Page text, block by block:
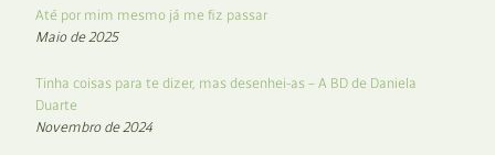
Até por mim mesmo já me fiz passar
Maio de 2025
Tinha coisas para te dizer, mas desenhei-as – A BD de Daniela
Duarte
Novembro de 2024